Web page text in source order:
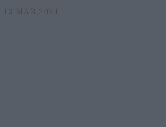
13 MAR 2021